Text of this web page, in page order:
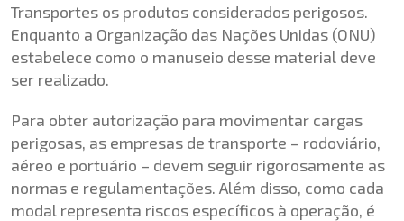
Transportes os produtos considerados perigosos.
Enquanto a Organização das Nações Unidas (ONU)
estabelece como o manuseio desse material deve
ser realizado.
Para obter autorização para movimentar cargas
perigosas, as empresas de transporte – rodoviário,
aéreo e portuário – devem seguir rigorosamente as
normas e regulamentações. Além disso, como cada
modal representa riscos específicos à operação, é